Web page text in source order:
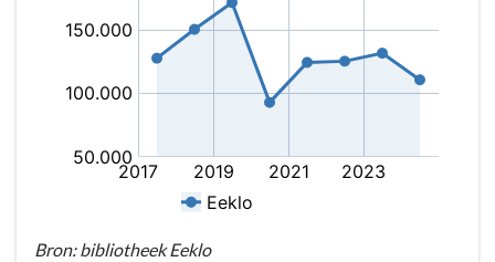
Bron: bibliotheek Eeklo